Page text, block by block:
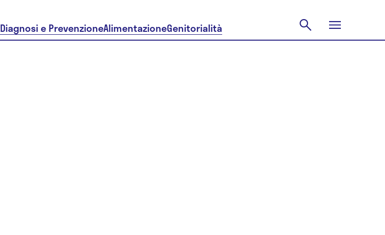
Diagnosi e PrevenzioneAlimentazioneGenitorialità